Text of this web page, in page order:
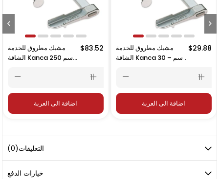
مشبك مطروق للخدمة
الشاقة Kanca 250 سم
$83.52
اضافة الى العربة
مشبك مطروق للخدمة
الشاقة Kanca 30 سم –
$29.88
اضافة الى العربة
التعليقات(0)
خيارات الدفع